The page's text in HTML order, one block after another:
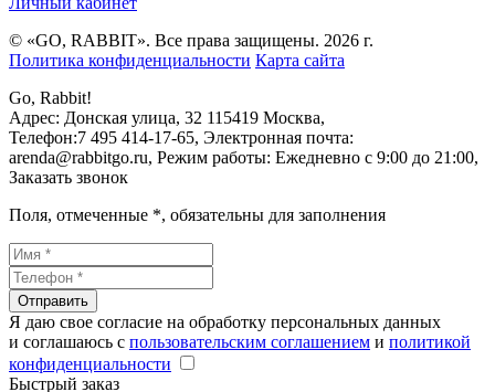
© «GO, RAВBIT». Все права защищены. 2026 г.
Политика конфиденциальности Карта сайта
Go, Rabbit!
Адрес: Донская улица, 32 115419 Москва,
Телефон:7 495 414-17-65, Электронная почта:
arenda@rabbitgo.ru, Режим работы: Ежедневно с 9:00 до 21:00,
Заказать звонок
Поля, отмеченные *, обязательны для заполнения
Отправить
Я даю свое согласие на обработку персональных данных
и соглашаюсь с пользовательским соглашением и политикой
конфиденциальности
Быстрый заказ